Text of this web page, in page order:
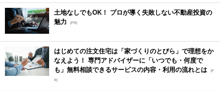
土地なしでもOK！ プロが導く失敗しない不動産投資の
魅力
[PR]
はじめての注文住宅は「家づくりのとびら」で理想をか
なえよう！ 専門アドバイザーに「いつでも・何度で
も」無料相談できるサービスの内容・利用の流れとは [P
R]